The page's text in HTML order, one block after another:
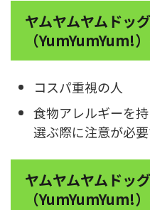
ヤムヤムヤムドッ
（YumYumYum!
コスパ重視の人
食物アレルギーを
選ぶ際に注意が必
ヤムヤムヤムドッ
（YumYumYum!